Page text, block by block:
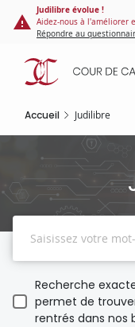
Panneau de gestion des
contenu
principal
Judilibre évolue !
Aidez-nous à l'améliorer
Répondre au
Accueil Judilibre
Recherche
permet de
rentrés dans nos